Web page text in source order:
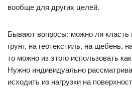
вообще для других целей.
Бывают вопросы: можно ли класть
грунт, на геотекстиль, на щебень,
то можно из этого использовать
Нужно индивидуально
исходить из нагрузки на